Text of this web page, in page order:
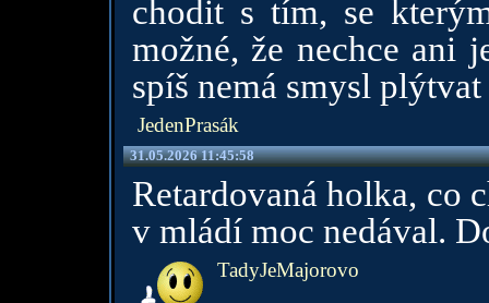
chodit s tím, se
možné, že nechce ani
spíš nemá smysl plýtvat
JedenPrasák
31.05.2026 11:45:58
Retardovaná holka, co
v mládí moc nedával.
TadyJeMajorovo